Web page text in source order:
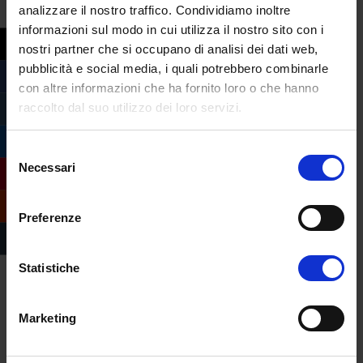
analizzare il nostro traffico. Condividiamo inoltre
informazioni sul modo in cui utilizza il nostro sito con i
nostri partner che si occupano di analisi dei dati web,
pubblicità e social media, i quali potrebbero combinarle
con altre informazioni che ha fornito loro o che hanno
raccolto dal suo utilizzo dei loro servizi.
delNecessari
Preferenze
Statistiche
Marketing
professionale a prevenire tali pratiche.”